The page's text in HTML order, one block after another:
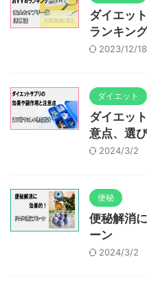
ダイエッ
ランキン
2023/12/18
ダイエット
ダイエッ
意点、選
2024/3/2
便秘
便秘解消
ーン
2024/3/2